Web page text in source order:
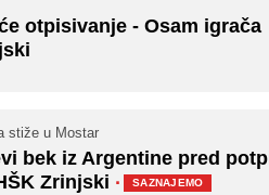
otpisivanje - Osam igrača
stiže u Mostar
bek iz Argentine pred
Zrinjski · SAZNAJEMO